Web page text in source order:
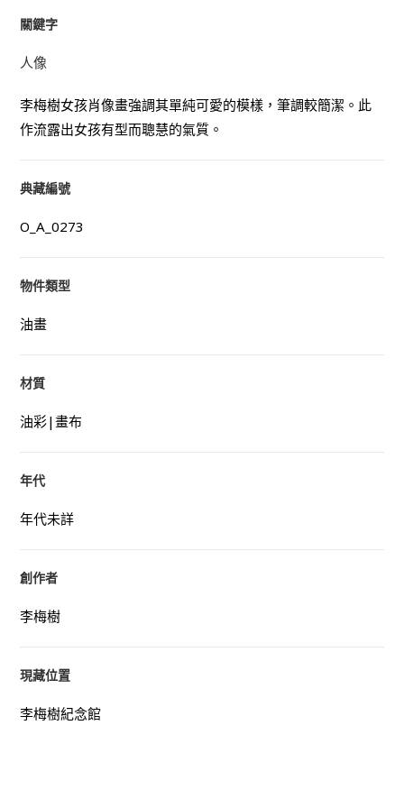
關鍵字
人像
李梅樹女孩肖像畫強調其單純可愛的模樣，筆調較簡潔。此
作流露出女孩有型而聰慧的氣質。
典藏編號
O_A_0273
物件類型
油畫
材質
油彩|畫布
年代
年代未詳
創作者
李梅樹
現藏位置
李梅樹紀念館